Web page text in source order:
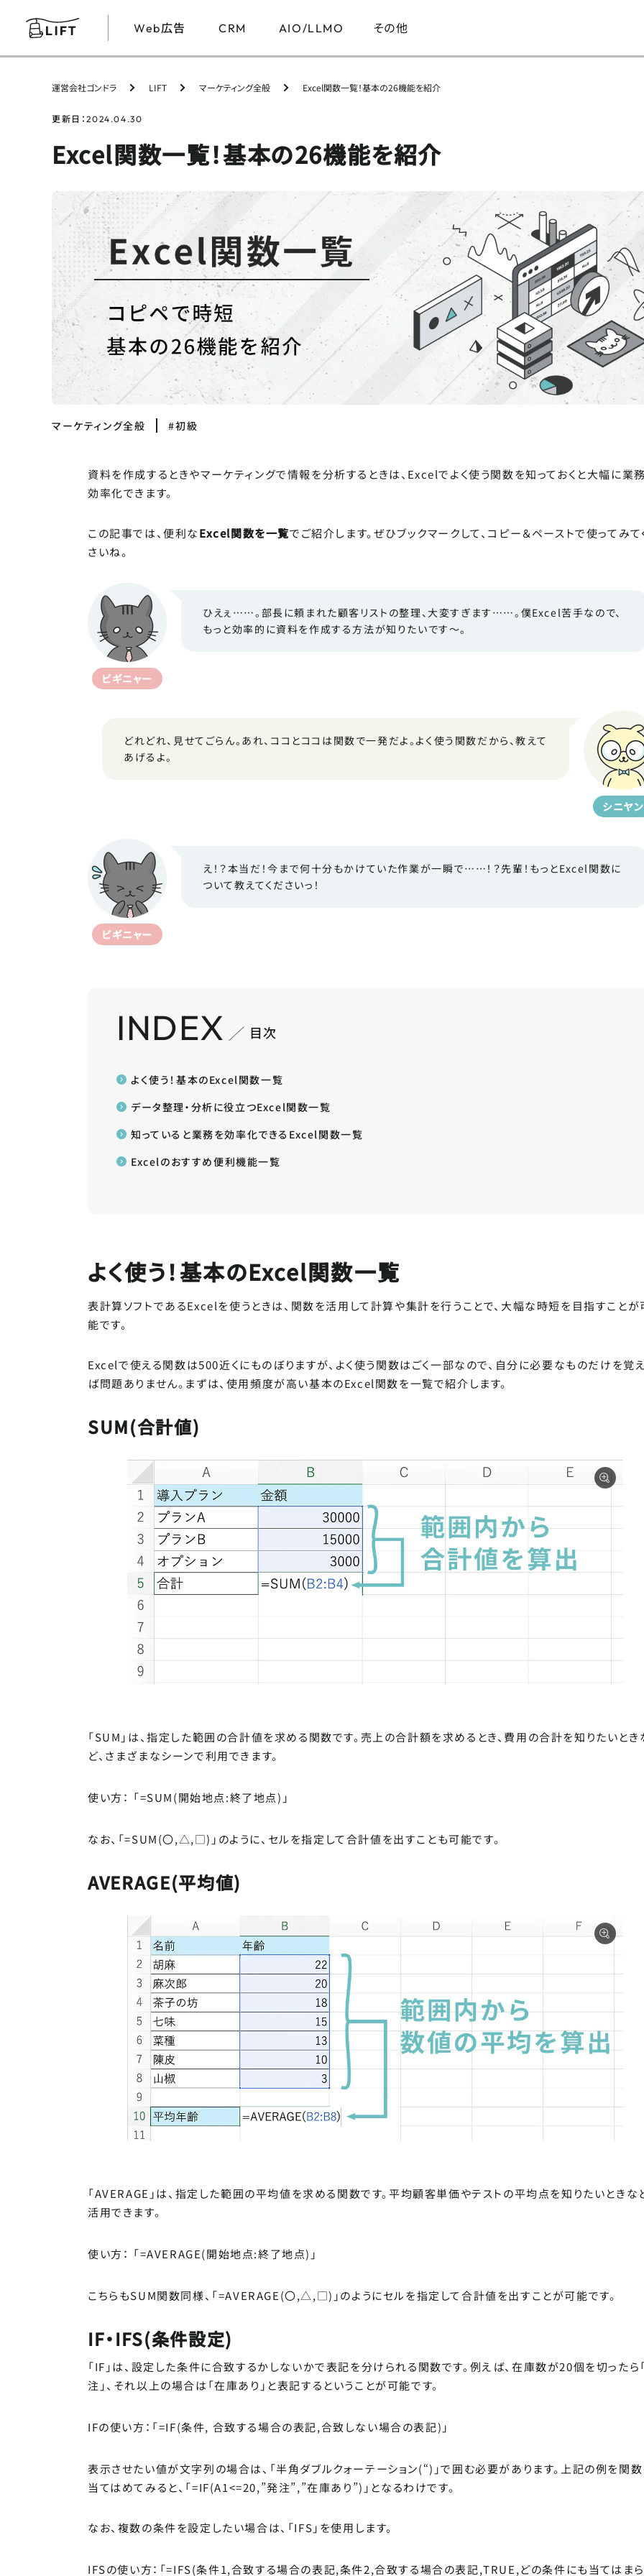
Web広告 CRM AIO/LLMO その他
MAツール
マーケティング全般
Google Analytics
SNS マーケティング
SEO
運営会社ゴンドラ LIFT マーケティング全般 Excel関数一覧！基本の26機能を紹介
更新日：2024.04.30
Excel関数一覧！基本の26機能を紹介
マーケティング全般 #初級
資料を作成するときやマーケティングで情報を分析するときは、Excelでよく使う関数を知っておくと大幅に業
効率化できます。
この記事では、便利なExcel関数を一覧でご紹介します。ぜひブックマークして、コピー＆ペーストで使ってみて
さいね。
ビギニャー
ひえぇ……。部長に頼まれた顧客リストの整理、大変すぎます……。僕Excel苦手なので、
もっと効率的に資料を作成する方法が知りたいです～。
シニヤン
どれどれ、見せてごらん。あれ、ココとココは関数で一発だよ。よく使う関数だから、教えて
あげるよ。
ビギニャー
え！？本当だ！今まで何十分もかけていた作業が一瞬で……！？先輩！もっとExcel関数に
ついて教えてくださいっ！
INDEX 目次
よく使う！基本のExcel関数一覧
データ整理・分析に役立つExcel関数一覧
知っていると業務を効率化できるExcel関数一覧
Excelのおすすめ便利機能一覧
よく使う！基本のExcel関数一覧
表計算ソフトであるExcelを使うときは、関数を活用して計算や集計を行うことで、大幅な時短を目指すことが
能です。
Excelで使える関数は500近くにものぼりますが、よく使う関数はごく一部なので、自分に必要なものだけを覚
ば問題ありません。まずは、使用頻度が高い基本のExcel関数を一覧で紹介します。
SUM(合計値)
「SUM」は、指定した範囲の合計値を求める関数です。売上の合計額を求めるとき、費用の合計を知りたいとき
ど、さまざまなシーンで利用できます。
使い方： 「=SUM(開始地点:終了地点)」
なお、「=SUM(〇,△,□)」のように、セルを指定して合計値を出すことも可能です。
AVERAGE(平均値)
「AVERAGE」は、指定した範囲の平均値を求める関数です。平均顧客単価やテストの平均点を知りたいときな
活用できます。
使い方： 「=AVERAGE(開始地点:終了地点)」
こちらもSUM関数同様、「=AVERAGE(〇,△,□)」のようにセルを指定して合計値を出すことが可能です。
IF・IFS(条件設定)
「IF」は、設定した条件に合致するかしないかで表記を分けられる関数です。例えば、在庫数が20個を切ったら
注」、それ以上の場合は「在庫あり」と表記するということが可能です。
IFの使い方：「=IF(条件, 合致する場合の表記,合致しない場合の表記)」
表示させたい値が文字列の場合は、「半角ダブルクォーテーション(“)」で囲む必要があります。上記の例を関
当てはめてみると、「=IF(A1<=20,”発注”,”在庫あり”)」となるわけです。
なお、複数の条件を設定したい場合は、「IFS」を使用します。
IFSの使い方：「=IFS(条件1,合致する場合の表記,条件2,合致する場合の表記,TRUE,どの条件にも当てはま
FIND ARTICLE
SHARE ARTICLE 記事をシェ
Tips
記事内では選択したテキストやクリックした画像を簡単にシェアできて便
ってきたにゃ〜〜